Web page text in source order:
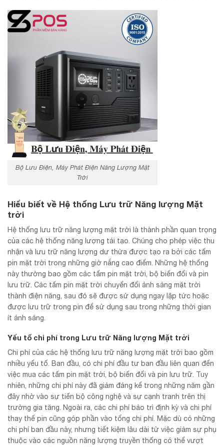
Bộ Lưu Điện, Máy Phát Điện Năng Lượng Mặt
Trời
Hiểu biết về Hệ thống Lưu trữ Năng lượng Mặt
trời
Hệ thống lưu trữ năng lượng mặt trời là thành phần quan trọng
của các hệ thống năng lượng tái tạo. Chúng cho phép việc thu
nhận và lưu trữ năng lượng dư thừa được tạo ra bởi các tấm
pin mặt trời trong những giờ nắng cao điểm. Những hệ thống
này thường bao gồm các tấm pin mặt trời, bộ biến đổi và pin
lưu trữ. Các tấm pin mặt trời chuyển đổi ánh sáng mặt trời
thành điện năng, sau đó sẽ được sử dụng ngay lập tức hoặc
được lưu trữ trong pin để sử dụng sau trong những thời gian
ít ánh sáng.
Yếu tố chi phí trong Lưu trữ Năng lượng Mặt trời
Chi phí của các hệ thống lưu trữ năng lượng mặt trời bao gồm
nhiều yếu tố. Ban đầu, có chi phí đầu tư ban đầu liên quan đến
việc mua các tấm pin mặt trời, bộ biến đổi và pin lưu trữ. Tuy
nhiên, những chi phí này đã giảm đáng kể trong những năm gần
đây nhờ vào sự tiến bộ công nghệ và sự cạnh tranh trên thị
trường gia tăng. Ngoài ra, các chi phí bảo trì định kỳ và chi phí
thay thế pin cũng góp phần vào tổng chi phí. Mặc dù có những
chi phí ban đầu này, nhưng tiết kiệm lâu dài từ việc giảm sự phụ
thuộc vào các nguồn năng lượng truyền thống có thể vượt